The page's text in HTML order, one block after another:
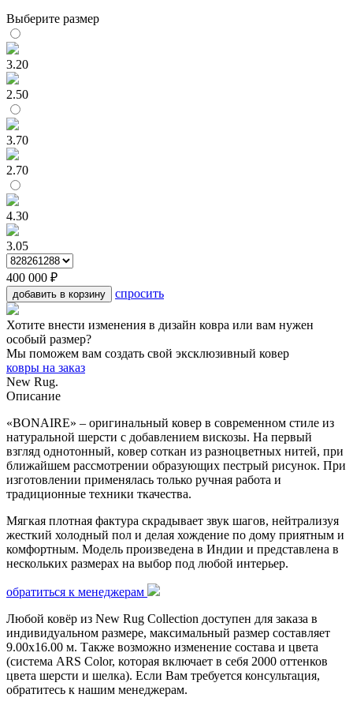
Выберите размер
3.20
2.50
3.70
2.70
4.30
3.05
400 000 ₽
добавить в корзину спросить
Хотите внести изменения в дизайн ковра или вам нужен
особый размер?
Мы поможем вам создать свой эксклюзивный ковер
ковры на заказ
New Rug.
Описание
«BONAIRE» – оригинальный ковер в современном стиле из
натуральной шерсти с добавлением вискозы. На первый
взгляд однотонный, ковер соткан из разноцветных нитей, при
ближайшем рассмотрении образующих пестрый рисунок. При
изготовлении применялась только ручная работа и
традиционные техники ткачества.
Мягкая плотная фактура скрадывает звук шагов, нейтрализуя
жесткий холодный пол и делая хождение по дому приятным и
комфортным. Модель произведена в Индии и представлена в
нескольких размерах на выбор под любой интерьер.
обратиться к менеджерам
Любой ковёр из New Rug Collection доступен для заказа в
индивидуальном размере, максимальный размер составляет
9.00х16.00 м. Также возможно изменение состава и цвета
(система ARS Color, которая включает в себя 2000 оттенков
цвета шерсти и шелка). Если Вам требуется консультация,
обратитесь к нашим менеджерам.